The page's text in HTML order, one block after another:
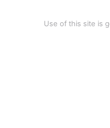
Use of this site is